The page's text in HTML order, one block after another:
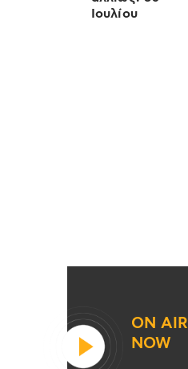
Ιουλίου
ON AIR
NOW